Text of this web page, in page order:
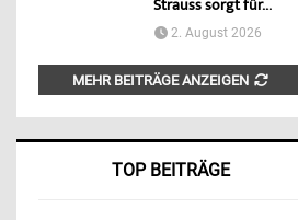
Strauss sorgt für...
2. August 2026
MEHR BEITRÄGE ANZEIGEN
TOP BEITRÄGE